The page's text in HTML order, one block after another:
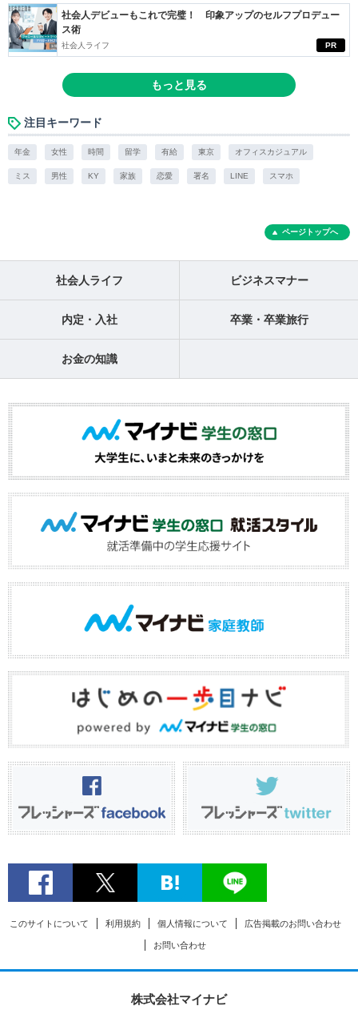
PR
社会人デビューもこれで完璧！ 印象アップのセルフプロデュー
ス術
社会人ライフ
もっと見る
注目キーワード
年金 女性 時間 留学 有給 東京 オフィスカジュアル
ミス 男性 KY 家族 恋愛 署名 LINE スマホ
ページトップへ
社会人ライフ ビジネスマナー
内定・入社 卒業・卒業旅行
お金の知識
このサイトについて 利用規約 個人情報について 広告掲載のお問い合わせ
お問い合わせ
株式会社マイナビ